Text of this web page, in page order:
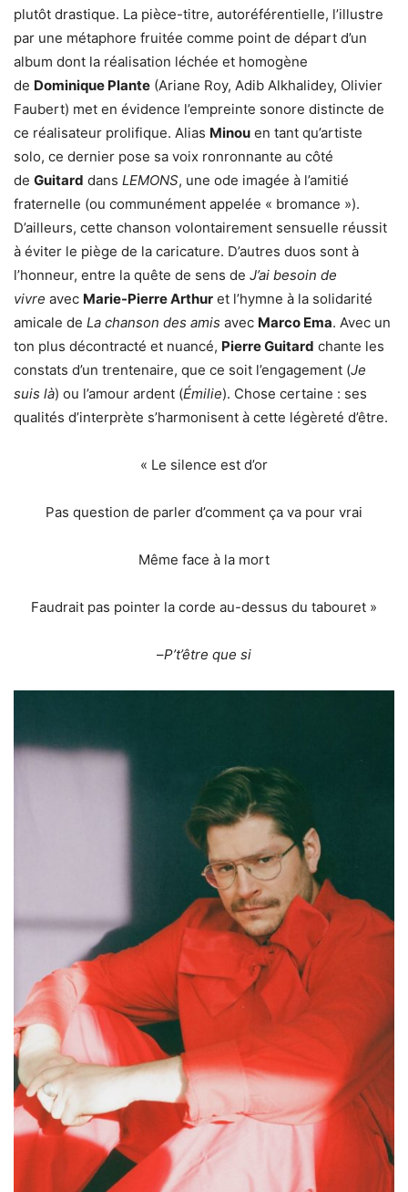
plutôt drastique. La pièce-titre, autoréférentielle, l’illustre
par une métaphore fruitée comme point de départ d’un
album dont la réalisation léchée et homogène
de Dominique Plante (Ariane Roy, Adib Alkhalidey, Olivier
Faubert) met en évidence l’empreinte sonore distincte de
ce réalisateur prolifique. Alias Minou en tant qu’artiste
solo, ce dernier pose sa voix ronronnante au côté
de Guitard dans LEMONS, une ode imagée à l’amitié
fraternelle (ou communément appelée « bromance »).
D’ailleurs, cette chanson volontairement sensuelle réussit
à éviter le piège de la caricature. D’autres duos sont à
l’honneur, entre la quête de sens de J’ai besoin de
vivre avec Marie-Pierre Arthur et l’hymne à la solidarité
amicale de La chanson des amis avec Marco Ema. Avec un
ton plus décontracté et nuancé, Pierre Guitard chante les
constats d’un trentenaire, que ce soit l’engagement (Je
suis là) ou l’amour ardent (Émilie). Chose certaine : ses
qualités d’interprète s’harmonisent à cette légèreté d’être.
« Le silence est d’or
Pas question de parler d’comment ça va pour vrai
Même face à la mort
Faudrait pas pointer la corde au-dessus du tabouret »
–P’t’être que si